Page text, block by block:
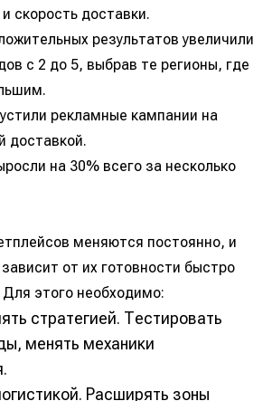
скорость доставки.
результатов увеличили
с 2 до 5, выбрав те регионы, где
рекламные кампании на
доставкой.
на 30% всего за несколько
меняются постоянно, и
от их готовности быстро
этого необходимо:
стратегией. Тестировать
менять механики
Расширять зоны